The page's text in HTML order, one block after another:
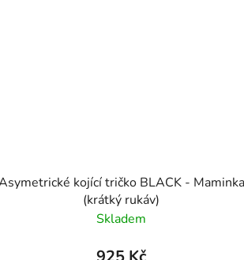
kojící tričko BLACK - Maminka
(krátký rukáv)
Skladem